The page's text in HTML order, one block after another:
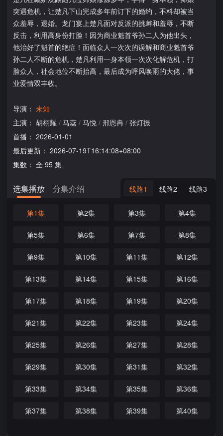
突遇危机，让楚凡下山完成多年前订下的婚约，不料却被当
众羞辱，退婚。龙门宴上楚凡面对反派的挑衅和羞辱，不断
反击，利用高身份打脸！因为商业魁首爷孙二人为他出头，
他治好了魁首的绝症！面临众人一次次的误解和商业魁首爷
孙二人不断的危机，楚凡利用一身本领一次次化解危机，打
脸众人，社会地位不断抬高，最后成为呼风唤雨的大佬，事
业爱情双丰收。
导演： 未知
主演： 胡栩耀 / 马蕊 / 马悦 / 邢恩冉 / 张灯振
首播： 2026-01-01
最后更新： 2026-07-19T16:14:08+08:00
集数： 全 95 集
选集播放 分集介绍 线路1 线路2 线路3
第1集 第2集 第3集 第4集
第5集 第6集 第7集 第8集
第9集 第10集 第11集 第12集
第13集 第14集 第15集 第16集
第17集 第18集 第19集 第20集
第21集 第22集 第23集 第24集
第25集 第26集 第27集 第28集
第29集 第30集 第31集 第32集
第33集 第34集 第35集 第36集
第37集 第38集 第39集 第40集